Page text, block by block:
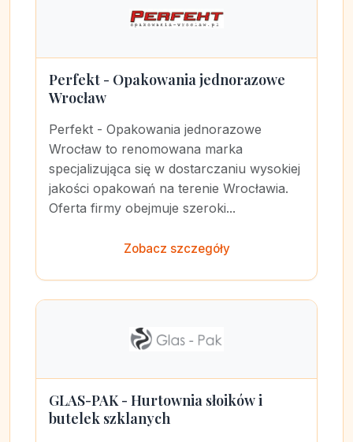
Perfekt - Opakowania jednorazowe
Wrocław
Perfekt - Opakowania jednorazowe
Wrocław to renomowana marka
specjalizująca się w dostarczaniu wysokiej
jakości opakowań na terenie Wrocławia.
Oferta firmy obejmuje szeroki...
Zobacz szczegóły
GLAS-PAK - Hurtownia słoików i
butelek szklanych